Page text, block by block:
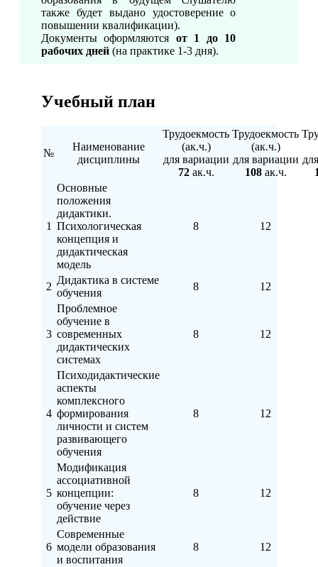
также будет выдано удостоверение о
повышении квалификации).
Документы оформляются от 1 до 10
рабочих дней (на практике 1-3 дня).
Учебный план
№
Наименование
дисциплины
Трудоекмость
(ак.ч.)
для вариации
72ак.ч.
Трудоекмость
(ак.ч.)
для вариации
108ак.ч.
1
Основные
положения
дидактики.
Психологическая
концепция и
дидактическая
модель
8 12
2
Дидактика в системе
обучения
8 12
3
Проблемное
обучение в
современных
дидактических
системах
8 12
4
Психодидактические
аспекты
комплексного
формирования
личности и систем
развивающего
обучения
8 12
5
Модификация
ассоциативной
концепции:
обучение через
действие
8 12
6
Современные
модели образования
и воспитания
8 12